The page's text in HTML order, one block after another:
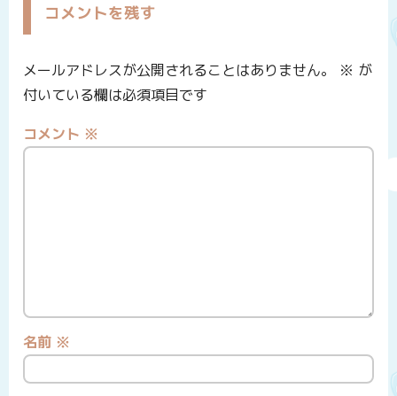
コメントを残す
メールアドレスが公開されることはありません。 ※ が
付いている欄は必須項目です
コメント ※
名前 ※